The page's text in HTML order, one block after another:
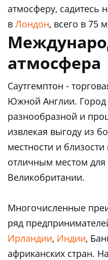
атмосферу, садитесь
в Лондон, всего в 75
атмосфера
Саутгемптон -
Южной Англии. Город
разнообразной и
извлекая выгоду из
местности и
отличным местом
Великобритании.
Многочисленные
ряд
Ирландии, Индии,
африканских стран.